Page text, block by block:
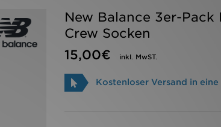
New Balance 3er-Pack
Crew Socken
15,00€
inkl. MwST.
Kostenloser Versand in eine